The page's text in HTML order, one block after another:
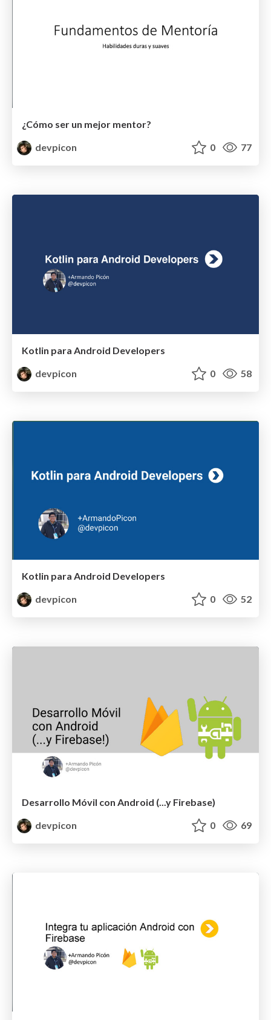
¿Cómo ser un mejor mentor?
devpicon
0 77
Kotlin para Android Developers
devpicon
0 58
Kotlin para Android Developers
devpicon
0 52
Desarrollo Móvil con Android (...y Firebase)
devpicon
0 69